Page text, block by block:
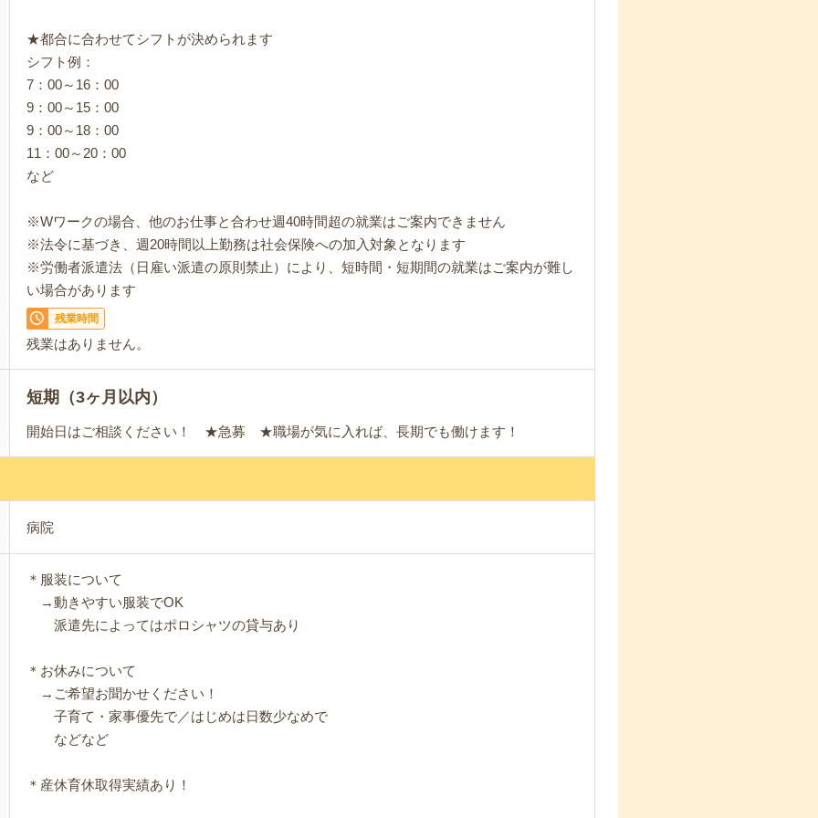
★都合に合わせてシフトが決められます
シフト例：
7：00～16：00
9：00～15：00
9：00～18：00
11：00～20：00
など
※Wワークの場合、他のお仕事と合わせ週40時間超の就業はご案内できません
※法令に基づき、週20時間以上勤務は社会保険への加入対象となります
※労働者派遣法（日雇い派遣の原則禁止）により、短時間・短期間の就業はご案内が難し
い場合があります
残業時間
残業はありません。
短期（3ヶ月以内）
開始日はご相談ください！ ★急募 ★職場が気に入れば、長期でも働けます！
病院
＊服装について
→動きやすい服装でOK
派遣先によってはポロシャツの貸与あり
＊お休みについて
→ご希望お聞かせください！
子育て・家事優先で／はじめは日数少なめで
などなど
＊産休育休取得実績あり！